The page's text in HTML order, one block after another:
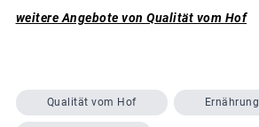
weitere Angebote von Qualität vom Hof
Qualität vom Hof Ernährung